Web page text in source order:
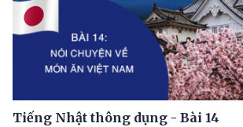
Tiếng Nhật thông dụng - Bài 14